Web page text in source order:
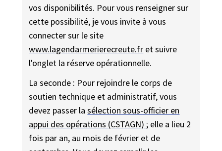
vos disponibilités. Pour vous renseigner sur
cette possibilité, je vous invite à vous
connecter sur le site
www.lagendarmerierecreute.fr et suivre
l'onglet la réserve opérationnelle.
La seconde : Pour rejoindre le corps de
soutien technique et administratif, vous
devez passer lasélection sous-officier en
appui des opérations (CSTAGN) ; elle a lieu 2
fois par an, au mois de février et de